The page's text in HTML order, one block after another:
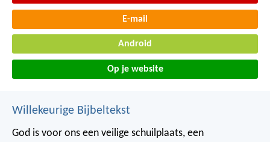
E-mail
Android
Op je website
Willekeurige Bijbeltekst
God is voor ons een veilige schuilplaats, een